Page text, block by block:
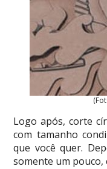
Logo após, corte
com tamanho
que você quer.
somente um pouco,